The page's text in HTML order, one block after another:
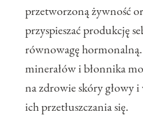
przetworzoną żywność
przyspieszać produkcję
równowagę
minerałów i błonnika
na zdrowie skóry głowy
ich przetłuszczania się.